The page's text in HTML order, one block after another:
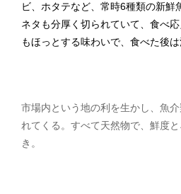
ビ、ホタテなど、常時6種類の新鮮
ネタも分厚く切られていて、食べ
もほっとする味わいで、食べた後は
市場内という地の利を生かし、魚
れてくる。すべて天然物で、鮮度
き。